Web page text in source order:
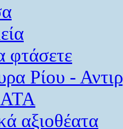
φτάσετε
Ρίου -
αξιοθέατα